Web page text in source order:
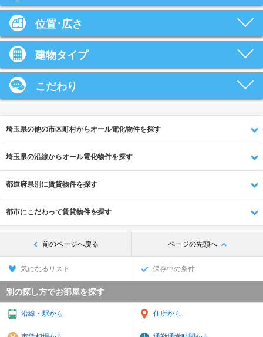
位置･広さ
建物タイプ
こだわり
埼玉県の他の市区町村からオール電化物件を探す
埼玉県の沿線からオール電化物件を探す
都道府県別に賃貸物件を探す
都市にこだわって賃貸物件を探す
前のページへ戻る ページの先頭へ
気になるリスト 保存中の条件
別の探し方でお部屋を探す
沿線・駅から 住所から